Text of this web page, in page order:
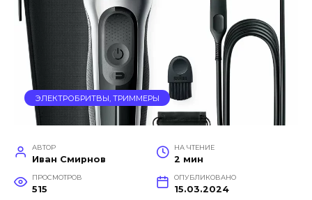
ЭЛЕКТРОБРИТВЫ, ТРИММЕРЫ
АВТОР
Иван Смирнов
НА ЧТЕНИЕ
2 мин
ПРОСМОТРОВ
515
ОПУБЛИКОВАНО
15.03.2024